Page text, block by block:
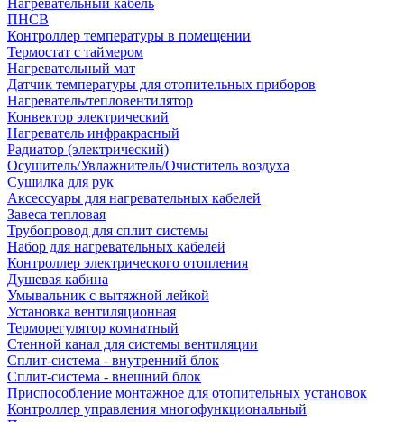
Нагревательный кабель
ПНСВ
Контроллер температуры в помещении
Термостат с таймером
Нагревательный мат
Датчик температуры для отопительных приборов
Нагреватель/тепловентилятор
Конвектор электрический
Нагреватель инфракрасный
Радиатор (электрический)
Осушитель/Увлажнитель/Очиститель воздуха
Сушилка для рук
Аксессуары для нагревательных кабелей
Завеса тепловая
Трубопровод для сплит системы
Набор для нагревательных кабелей
Контроллер электрического отопления
Душевая кабина
Умывальник с вытяжной лейкой
Установка вентиляционная
Терморегулятор комнатный
Стенной канал для системы вентиляции
Сплит-система - внутренний блок
Сплит-система - внешний блок
Приспособление монтажное для отопительных установок
Контроллер управления многофункциональный